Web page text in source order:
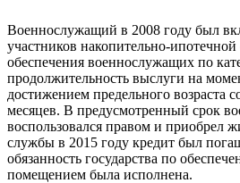
Военнослужащий в 2008 году был
участников накопительно-
обеспечения военнослужащих по
продолжительность выслуги на
достижением предельного возраста
месяцев. В предусмотренный срок
воспользовался правом и приобрел
службы в 2015 году кредит был
обязанность государства по
помещением была исполнена.